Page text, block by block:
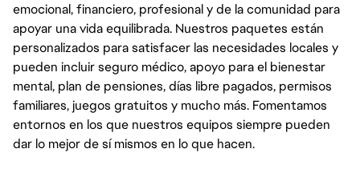
emocional, financiero, profesional y de la comunidad para
apoyar una vida equilibrada. Nuestros paquetes están
personalizados para satisfacer las necesidades locales y
pueden incluir seguro médico, apoyo para el bienestar
mental, plan de pensiones, días libre pagados, permisos
familiares, juegos gratuitos y mucho más. Fomentamos
entornos en los que nuestros equipos siempre pueden
dar lo mejor de sí mismos en lo que hacen.